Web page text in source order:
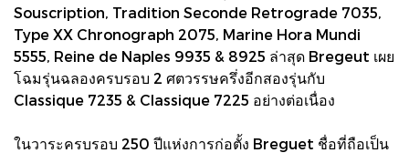
Souscription, Tradition Seconde Retrograde 7035,
Type XX Chronograph 2075, Marine Hora Mundi
5555, Reine de Naples 9935 & 8925 ล่าสุด Bregeut เผย
โฉมรุ่นฉลองครบรอบ 2 ศตวรรษครึ่งอีกสองรุ่นกับ
Classique 7235 & Classique 7225 อย่างต่อเนื่อง
ในวาระครบรอบ 250 ปีแห่งการก่อตั้ง Breguet ชื่อที่ถือเป็น